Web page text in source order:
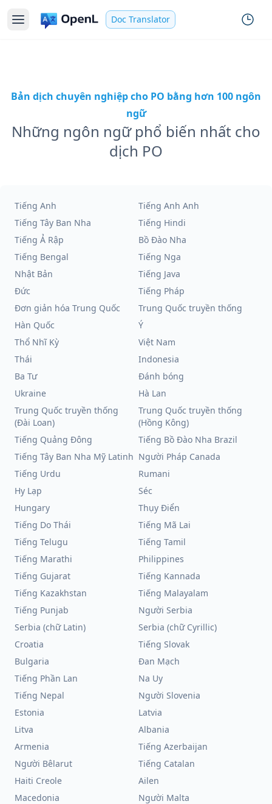
Doc Translator
Bản dịch chuyên nghiệp cho PO bằng hơn 100 ngôn
ngữ
Những ngôn ngữ phổ biến nhất cho
dịch PO
Tiếng Anh
Tiếng Anh Anh
Tiếng Tây Ban Nha
Tiếng Hindi
Tiếng Ả Rập
Bồ Đào Nha
Tiếng Bengal
Tiếng Nga
Nhật Bản
Tiếng Java
Đức
Tiếng Pháp
Đơn giản hóa Trung Quốc
Trung Quốc truyền thống
Hàn Quốc
Ý
Thổ Nhĩ Kỳ
Việt Nam
Thái
Indonesia
Ba Tư
Đánh bóng
Ukraine
Hà Lan
Trung Quốc truyền thống
(Đài Loan)
Trung Quốc truyền thống
(Hồng Kông)
Tiếng Quảng Đông
Tiếng Bồ Đào Nha Brazil
Tiếng Tây Ban Nha Mỹ Latinh Người Pháp Canada
Tiếng Urdu
Rumani
Hy Lạp
Séc
Hungary
Thụy Điển
Tiếng Do Thái
Tiếng Mã Lai
Tiếng Telugu
Tiếng Tamil
Tiếng Marathi
Philippines
Tiếng Gujarat
Tiếng Kannada
Tiếng Kazakhstan
Tiếng Malayalam
Tiếng Punjab
Người Serbia
Serbia (chữ Latin)
Serbia (chữ Cyrillic)
Croatia
Tiếng Slovak
Bulgaria
Đan Mạch
Tiếng Phần Lan
Na Uy
Tiếng Nepal
Người Slovenia
Estonia
Latvia
Litva
Albania
Armenia
Tiếng Azerbaijan
Người Bêlarut
Tiếng Catalan
Haiti Creole
Ailen
Macedonia
Người Malta